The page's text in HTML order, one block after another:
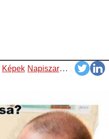
Képek Napiszar Vicces